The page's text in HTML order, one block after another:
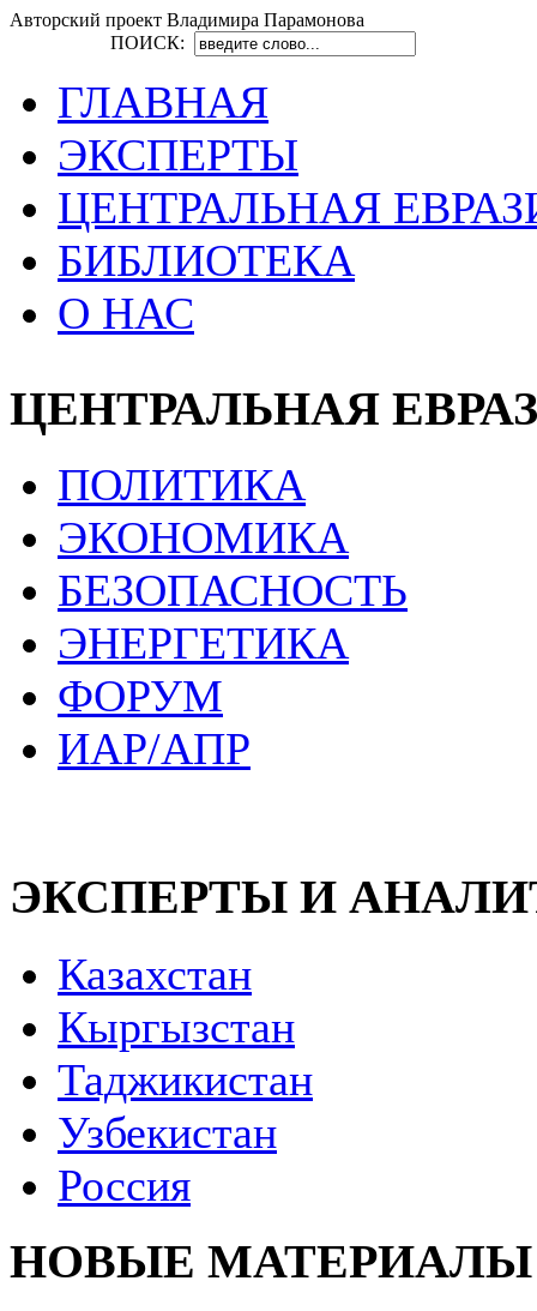
Авторский проект Владимира Парамонова
ПОИСК:
ГЛАВНАЯ
ЭКСПЕРТЫ
ЦЕНТРАЛЬНАЯ
БИБЛИОТЕКА
О НАС
ЦЕНТРАЛЬНАЯ
ПОЛИТИКА
ЭКОНОМИКА
БЕЗОПАСНОСТЬ
ЭНЕРГЕТИКА
ФОРУМ
ИАР/АПР
ЭКСПЕРТЫ И
Казахстан
Кыргызстан
Таджикистан
Узбекистан
Россия
НОВЫЕ МАТЕРИАЛЫ